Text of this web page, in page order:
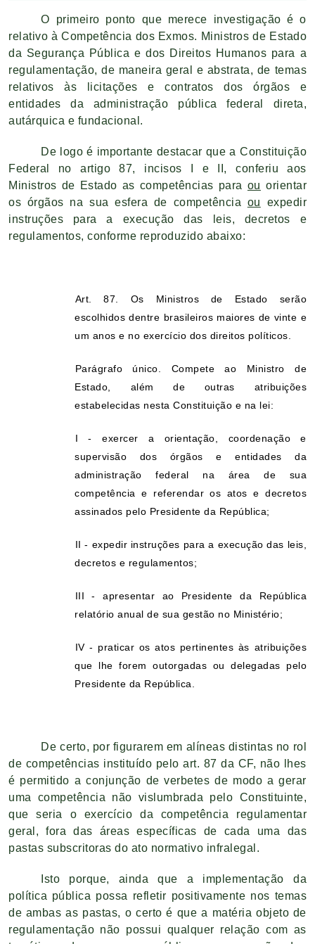
O primeiro ponto que merece investigação é o
relativo à Competência dos Exmos. Ministros de Estado
da Segurança Pública e dos Direitos Humanos para a
regulamentação, de maneira geral e abstrata, de temas
relativos às licitações e contratos dos órgãos e
entidades da administração pública federal direta,
autárquica e fundacional.
De logo é importante destacar que a Constituição
Federal no artigo 87, incisos I e II, conferiu aos
Ministros de Estado as competências para ou orientar
os órgãos na sua esfera de competência ou
expedir
instruções para a execução das leis, decretos e
regulamentos, conforme reproduzido abaixo:
Art. 87. Os Ministros de Estado serão
escolhidos dentre brasileiros maiores de vinte e
um anos e no exercício dos direitos políticos.
Parágrafo único. Compete ao Ministro de
Estado, além de outras atribuições
estabelecidas nesta Constituição e na lei:
I - exercer a orientação, coordenação e
supervisão dos órgãos e entidades da
administração federal na área de sua
competência e referendar os atos e decretos
assinados pelo Presidente da República;
II - expedir instruções para a execução das leis,
decretos e regulamentos;
III - apresentar ao Presidente da República
relatório anual de sua gestão no Ministério;
IV - praticar os atos pertinentes às atribuições
que lhe forem outorgadas ou delegadas pelo
Presidente da República.
De certo, por figurarem em alíneas distintas no rol
de competências instituído pelo art. 87 da CF, não lhes
é permitido a conjunção de verbetes de modo a gerar
uma competência não vislumbrada pelo Constituinte,
que seria o exercício da competência regulamentar
geral, fora das áreas específicas de cada uma das
pastas subscritoras do ato normativo infralegal.
Isto porque, ainda que a implementação da
política pública possa refletir positivamente nos temas
de ambas as pastas, o certo é que a matéria objeto de
regulamentação não possui qualquer relação com as